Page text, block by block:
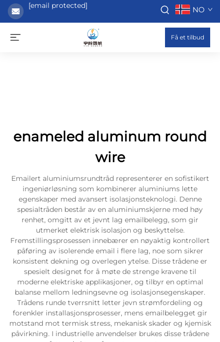
[email protected] NO
Få et tilbud
enameled aluminum round
wire
Emailert aluminiumsrundtråd representerer en sofistikert
ingeniørløsning som kombinerer aluminiums lette
egenskaper med avansert isolasjonsteknologi. Denne
spesialtråden består av en aluminiumskjerne med høy
renhet, omgitt av et jevnt lag emailbelegg, som gir
utmerket elektrisk isolasjon og beskyttelse.
Fremstillingsprosessen innebærer en nøyaktig kontrollert
påføring av isolerende email i flere lag, noe som sikrer
konsistent dekning og overlegen ytelse. Disse trådene er
spesielt designet for å møte de strenge kravene til
moderne elektriske applikasjoner, og tilbyr en optimal
balanse mellom ledningsevne og isolasjonsegenskaper.
Trådens runde tverrsnitt letter jevn strømfordeling og
forenkler installasjonsprosesser, mens emailbelegget gir
motstand mot termisk stress, mekanisk skader og kjemisk
påvirkning. I industrielle anvendelser brukes disse trådene